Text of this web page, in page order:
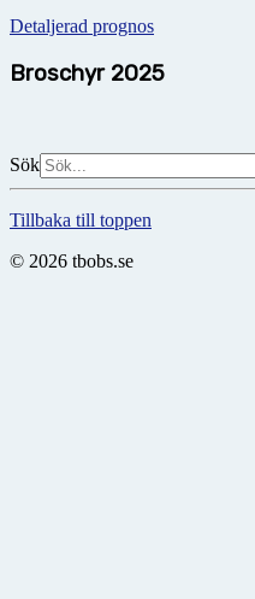
Detaljerad prognos
Broschyr 2025
Sök
Tillbaka till toppen
© 2026 tbobs.se